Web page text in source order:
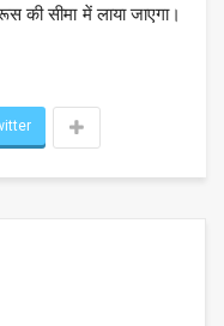
की सीमा में लाया जाएगा।